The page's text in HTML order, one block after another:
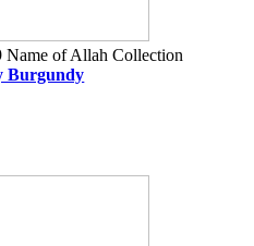
of Allah Collection
Burgundy